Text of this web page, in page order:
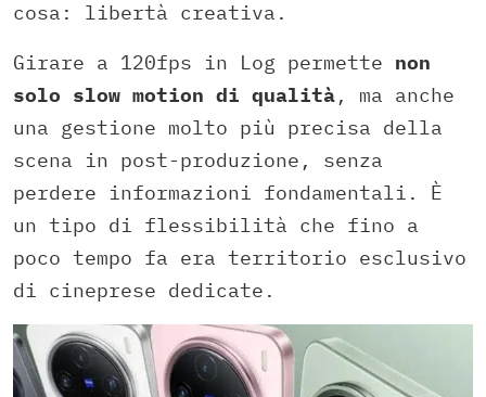
cosa: libertà creativa.
Girare a 120fps in Log permette non
solo slow motion di qualità, ma anche
una gestione molto più precisa della
scena in post-produzione, senza
perdere informazioni fondamentali. È
un tipo di flessibilità che fino a
poco tempo fa era territorio esclusivo
di cineprese dedicate.